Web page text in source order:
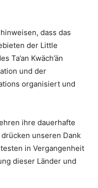
dass das
der Little
Ta’an Kwäch’än
und der
organisiert und
ihre dauerhafte
unseren Dank
in Vergangenheit
dieser Länder und